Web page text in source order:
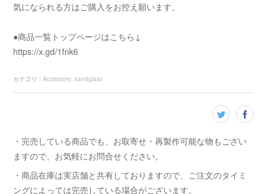
気になられる方はご購入をお控え願います。
●商品一覧トップページはこちら↓
https://x.gd/1fnk6
カテゴリ ：Accessory sandglass
・完売している商品でも、お取寄せ・再製作可能な物もござい
ますので、お気軽にお問合せください。
・商品在庫は実店舗と共有しておりますので、ご注文のタイミ
ングによっては完売している場合がございます。